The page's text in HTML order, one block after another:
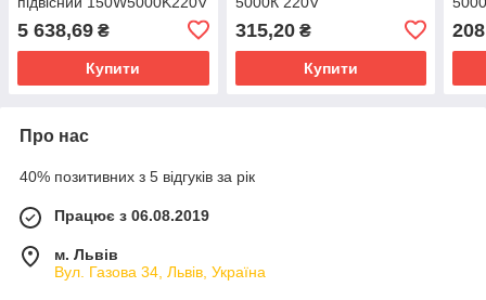
5 638,69 ₴
Купити
315,20₴
Купити
Про нас
40% позитивних з 5 відгуків за рік
Працює з 06.08.2019
м. Львів
Вул. Газова 34, Львів, Україна